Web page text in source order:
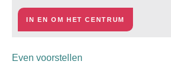
IN EN OM HET CENTRUM
Even voorstellen